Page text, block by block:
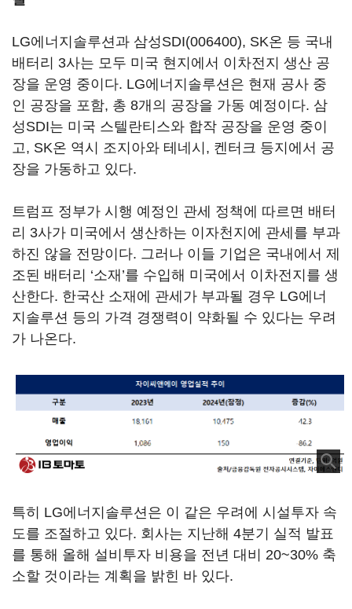
LG에너지솔루션과 삼성SDI(006400), SK온 등 국내
배터리 3사는 모두 미국 현지에서 이차전지 생산 공
장을 운영 중이다. LG에너지솔루션은 현재 공사 중
인 공장을 포함, 총 8개의 공장을 가동 예정이다. 삼
성SDI는 미국 스텔란티스와 합작 공장을 운영 중이
고, SK온 역시 조지아와 테네시, 켄터크 등지에서 공
장을 가동하고 있다.
트럼프 정부가 시행 예정인 관세 정책에 따르면 배터
리 3사가 미국에서 생산하는 이자천지에 관세를 부과
하진 않을 전망이다. 그러나 이들 기업은 국내에서 제
조된 배터리 ‘소재’를 수입해 미국에서 이차전지를 생
산한다. 한국산 소재에 관세가 부과될 경우 LG에너
지솔루션 등의 가격 경쟁력이 약화될 수 있다는 우려
가 나온다.
특히 LG에너지솔루션은 이 같은 우려에 시설투자 속
도를 조절하고 있다. 회사는 지난해 4분기 실적 발표
를 통해 올해 설비투자 비용을 전년 대비 20~30% 축
소할 것이라는 계획을 밝힌 바 있다.